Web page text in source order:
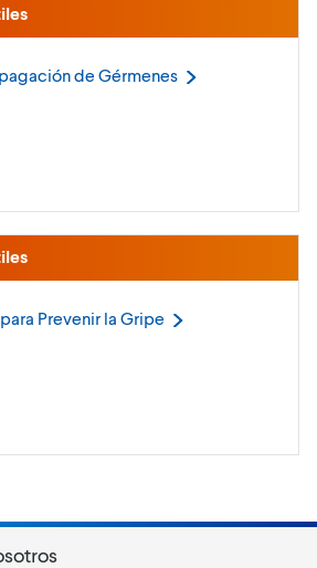
de Gérmenes
Prevenir la Gripe